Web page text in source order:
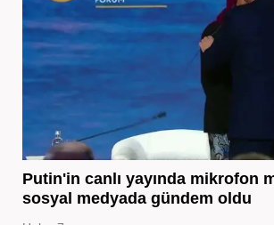
Putin'in canlı yayında mikrofon
sosyal medyada gündem oldu